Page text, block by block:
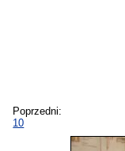
Poprzedni:
10